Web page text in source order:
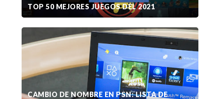
TOP 50 MEJORES JUEGOS DEL 2021
CAMBIO DE NOMBRE EN PSN: LISTA DE